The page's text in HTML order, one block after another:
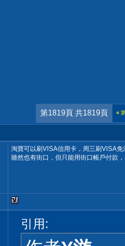
第1819頁 共1819頁 «
淘寶可以刷VISA信用卡，周三刷VISA免
雖然也有街口，但只能用街口帳戶付款
引用: